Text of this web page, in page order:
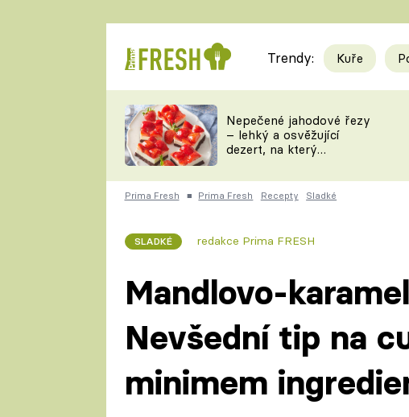
RYCHLOVKY
Videorecepty
TEĎ VAŘÍ ŠÉF!
ČESKO NA TALÍŘI
KUCHAŘKA
Trendy: Kuře
Nepečené jahodové řezy
– lehký a osvěžující
dezert, na který
Prima Fresh ■ Prima Fresh Recepty Sladké
SLADKÉ redakce Prima FRESH
Mandlovo-
Nevšední tip na
minimem